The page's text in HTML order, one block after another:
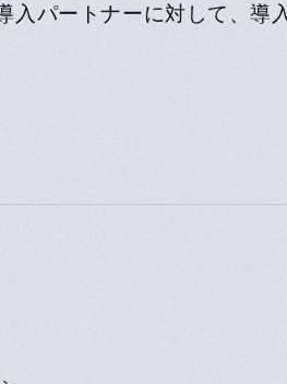
パートナーに対して、導